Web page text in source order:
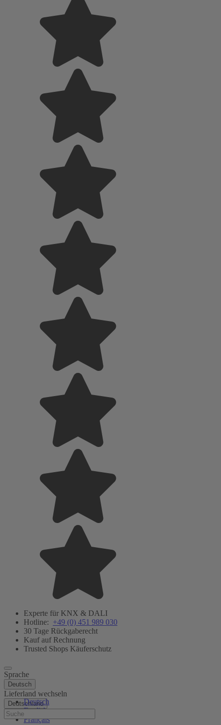
Experte für KNX & DALI
Hotline: +49 (0) 451 989 030
30 Tage Rückgaberecht
Kauf auf Rechnung
Trusted Shops Käuferschutz
Sprache
Deutsch
Deutsch
English
Français
Lieferland wechseln
Deutschland
Hilfe